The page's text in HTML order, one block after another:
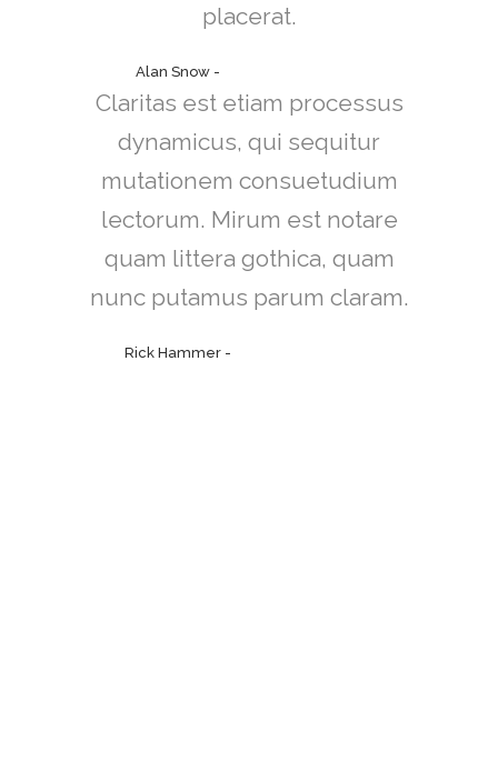
placerat.
Alan Snow-
Claritas est etiam processus
dynamicus, qui sequitur
mutationem consuetudium
lectorum. Mirum est notare
quam littera gothica, quam
nunc putamus parum claram.
Rick Hammer-